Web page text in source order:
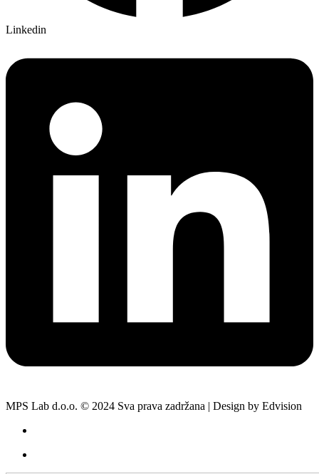
Linkedin
MPS Lab d.o.o. © 2024 Sva prava zadržana | Design by Edvision